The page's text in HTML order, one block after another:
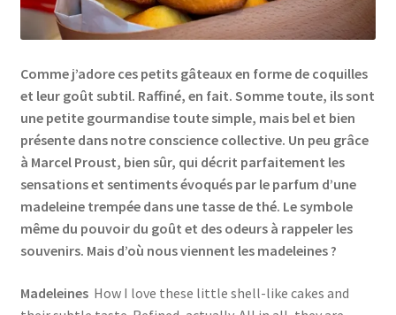
Comme j’adore ces petits gâteaux en forme de coquilles
et leur goût subtil. Raffiné, en fait. Somme toute, ils sont
une petite gourmandise toute simple, mais bel et bien
présente dans notre conscience collective. Un peu grâce
à Marcel Proust, bien sûr, qui décrit parfaitement les
sensations et sentiments évoqués par le parfum d’une
madeleine trempée dans une tasse de thé. Le symbole
même du pouvoir du goût et des odeurs à rappeler les
souvenirs. Mais d’où nous viennent les madeleines ?
Madeleines How I love these little shell-like cakes and